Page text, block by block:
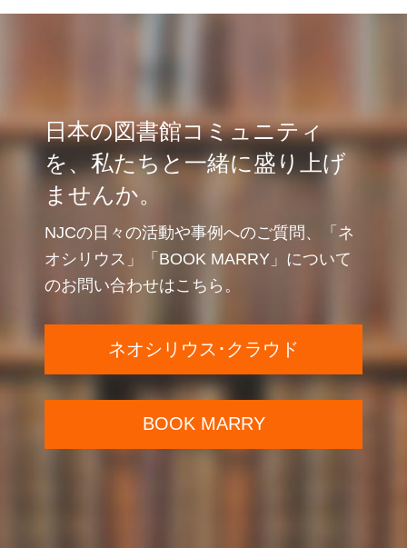
日本の図書館コミュニティ
を、私たちと一緒に盛り上げ
ませんか。
NJCの日々の活動や事例へのご質問、「ネ
オシリウス」「BOOK MARRY」について
のお問い合わせはこちら。
ネオシリウス･クラウド
BOOK MARRY